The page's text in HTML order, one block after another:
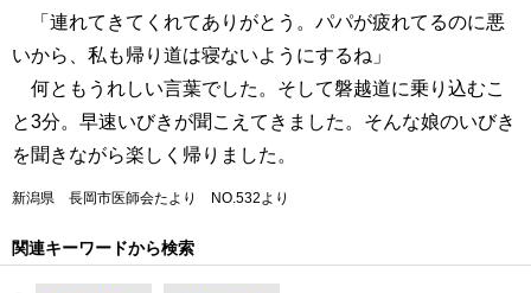
「連れてきてくれてありがとう。パパが疲れてるのに悪
いから、私も帰り道は寝ないようにするね」
何ともうれしい言葉でした。そして磐越道に乗り込むこ
と3分。早速いびきが聞こえてきました。そんな娘のいびき
を聞きながら楽しく帰りました。
新潟県 長岡市医師会たより NO.532より
関連キーワードから検索